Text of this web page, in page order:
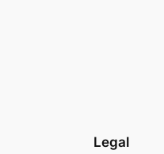
Legal